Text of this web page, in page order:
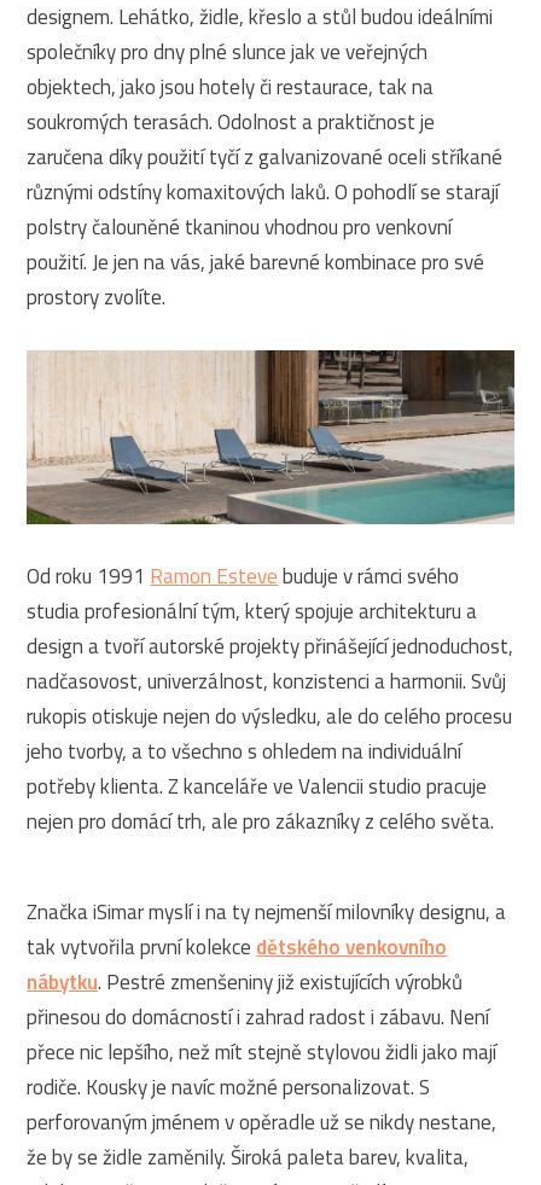
designem. Lehátko, židle, křeslo a stůl budou ideálními
společníky pro dny plné slunce jak ve veřejných
objektech, jako jsou hotely či restaurace, tak na
soukromých terasách. Odolnost a praktičnost je
zaručena díky použití tyčí z galvanizované oceli stříkané
různými odstíny komaxitových laků. O pohodlí se starají
polstry čalouněné tkaninou vhodnou pro venkovní
použití. Je jen na vás, jaké barevné kombinace pro své
prostory zvolíte.
Od roku 1991Ramon Estevebuduje v rámci svého
studia profesionální tým, který spojuje architekturu a
design a tvoří autorské projekty přinášející jednoduchost,
nadčasovost, univerzálnost, konzistenci a harmonii. Svůj
rukopis otiskuje nejen do výsledku, ale do celého procesu
jeho tvorby, a to všechno s ohledem na individuální
potřeby klienta. Z kanceláře ve Valencii studio pracuje
nejen pro domácí trh, ale pro zákazníky z celého světa.
Značka iSimar myslí i na ty nejmenší milovníky designu, a
tak vytvořila první kolekce dětského venkovního
nábytku. Pestré zmenšeniny již existujících výrobků
přinesou do domácností i zahrad radost i zábavu. Není
přece nic lepšího, než mít stejně stylovou židli jako mají
rodiče. Kousky je navíc možné personalizovat. S
perforovaným jménem v opěradle už se nikdy nestane,
že by se židle zaměnily. Široká paleta barev, kvalita,